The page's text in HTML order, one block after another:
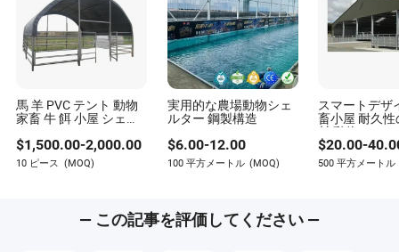
隠れる、唸る、過度の吠え（不安）
遊び心のある好奇心（良い適応性）
最初の恥ずかしさは一般的ですが、複数のやり取りを観
察する
真の性格を明らかにすることができます。
ペットを家に迎えた後の最初の週
ルーチンの確立
を確立します：
馬 羊 PVC テント 動物
家畜 牛 餌 小屋 シェル
ター
$1,500.00-2,000.00
10 ピース (MOQ)
実用的な農場動物シェ
ルター 鋼製構造
$6.00-12.00
100 平方メートル (MOQ)
スマートデザ
畜小屋 耐久
材 動物シェ
力のある価格
ジネス用 販売
$20.00-
500 平方メートル
— この記事を評価してください —